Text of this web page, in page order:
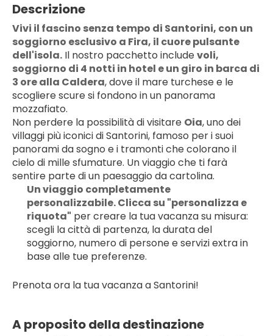
Descrizione
Vivi il fascino senza tempo di Santorini, con un
soggiorno esclusivo a Fira, il cuore pulsante
dell'isola. Il nostro pacchetto include voli,
soggiorno di 4 notti in hotel e un giro in barca di
3 ore alla Caldera, dove il mare turchese e le
scogliere scure si fondono in un panorama
mozzafiato.
Non perdere la possibilità di visitare Oia, uno dei
villaggi più iconici di Santorini, famoso per i suoi
panorami da sogno e i tramonti che colorano il
cielo di mille sfumature. Un viaggio che ti farà
sentire parte di un paesaggio da cartolina.
Un viaggio completamente
personalizzabile. Clicca su "personalizza e
riquota" per creare la tua vacanza su misura:
scegli la città di partenza, la durata del
soggiorno, numero di persone e servizi extra in
base alle tue preferenze.
Prenota ora la tua vacanza a Santorini!
A proposito della destinazione